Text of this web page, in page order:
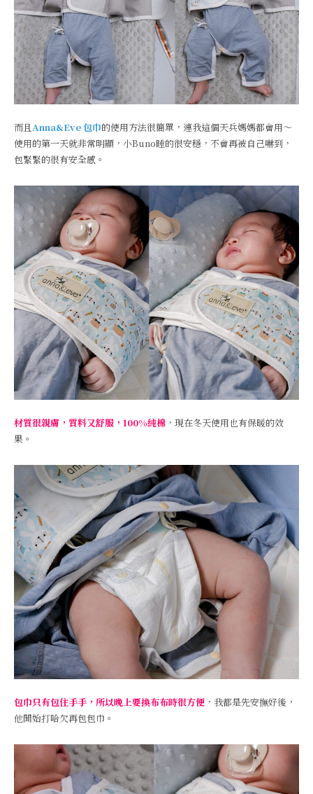
而且Anna&Eve 包巾的使用方法很簡單，連我這個天兵媽媽都會用～
使用的第一天就非常明顯，小Buno睡的很安穩，不會再被自己嚇到，
包緊緊的很有安全感。
材質很親膚，質料又舒服，100%純棉 ，現在冬天使用也有保暖的效
果。
包巾只有包住手手，所以晚上要換布布時很方便 ，我都是先安撫好後，
他開始打哈欠再包包巾。